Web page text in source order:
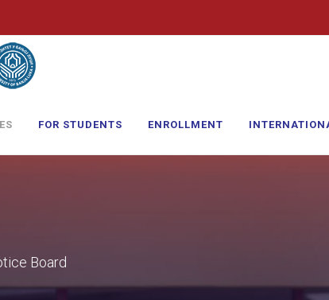
FOR STUDENTS ENROLLMENT
Board